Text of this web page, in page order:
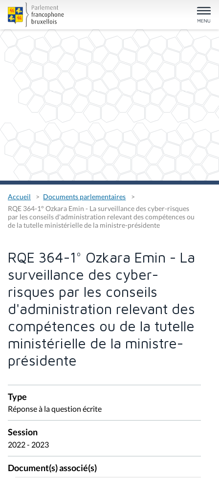
Accueil
Documents parlementaires
RQE 364-1° Ozkara Emin - La surveillance des cyber-risques
par les conseils d'administration relevant des compétences ou
de la tutelle ministérielle de la ministre-présidente
RQE 364-1° Ozkara Emin - La
surveillance des cyber-
risques par les conseils
d'administration relevant des
compétences ou de la tutelle
ministérielle de la ministre-
présidente
Type
Réponse à la question écrite
Session
2022 - 2023
Document(s) associé(s)